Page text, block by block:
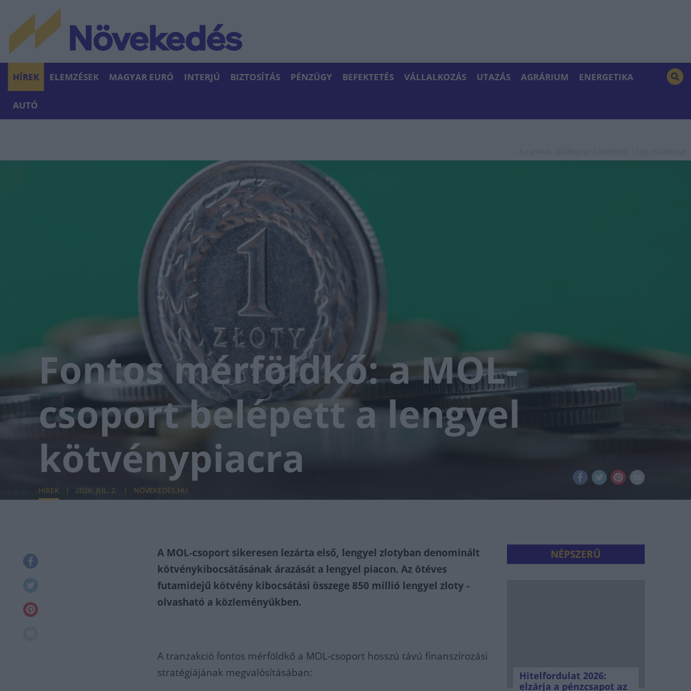
HÍREK ELEMZÉSEK MAGYAR EURÓ INTERJÚ BIZTOSÍTÁS PÉNZÜGY BEFEKTETÉS VÁLLALKOZÁS UTAZÁS AGRÁRIUM ENERGETIKA
AUTÓ
Fontos mérföldkő: a MOL-
csoport belépett a lengyel
kötvénypiacra
HÍREK 2026. JÚL. 2. NÖVEKEDÉS.HU
A MOL-csoport sikeresen lezárta első, lengyel zlotyban denominált
kötvénykibocsátásának árazását a lengyel piacon. Az ötéves
futamidejű kötvény kibocsátási összege 850 millió lengyel zloty -
olvasható a közleményükben.
A tranzakció fontos mérföldkő a MOL-csoport hosszú távú finanszírozási
stratégiájának megvalósításában:
NÉPSZERŰ
Hitelfordulat 2026:
elzárja a pénzcsapot az